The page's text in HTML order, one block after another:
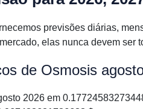
previsões diárias,
elas nunca devem
de Osmosis
2026 em